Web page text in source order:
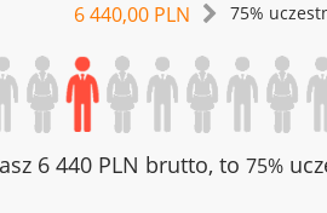
6 440,00 PLN 75%
6 440 PLN brutto, to 75%